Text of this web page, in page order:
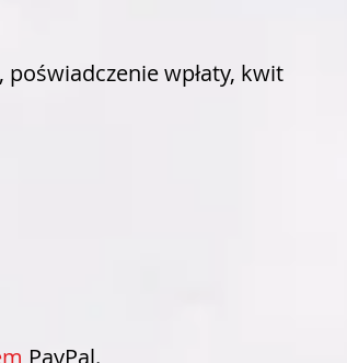
wpłaty, kwit​
PayPal.